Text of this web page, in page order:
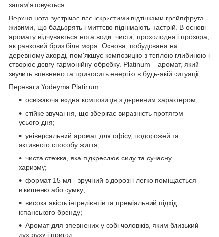
запам'ятовується.
Верхня нота зустрічає вас іскристими відтінками грейпфрута -
живими, що бадьорять і миттєво піднімають настрій. В основі
аромату відчувається нота води: чиста, прохолодна і прозора,
як ранковий бриз біля моря. Основа, побудована на
деревному акорді, пом'якшує композицію з теплою глибиною і
створює довгу гармонійну обробку. Platinum – аромат, який
звучить впевнено та приносить енергію в будь-якій ситуації.
Переваги Yodeyma Platinum:
освіжаюча водна композиція з деревним характером;
стійке звучання, що зберігає виразність протягом
усього дня;
універсальний аромат для офісу, подорожей та
активного способу життя;
чиста стежка, яка підкреслює силу та сучасну
харизму;
формат 15 мл - зручний в дорозі і легко поміщається
в кишеню або сумку;
висока якість інгредієнтів та преміальний підхід
іспанського бренду;
Аромат для впевнених у собі чоловіків, яким близький
дух руху і пригод.